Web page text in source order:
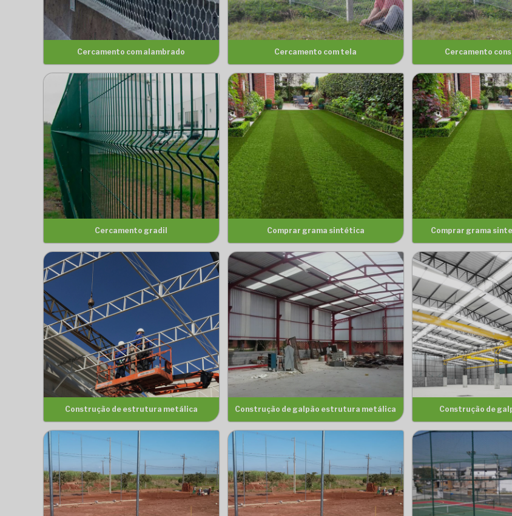
Cercamento com alambrado Cercamento com tela Cercamento
Cercamento gradil Comprar grama sintética Comprar grama
Construção de estrutura metálica Construção de galpão estrutura metálica Construção de